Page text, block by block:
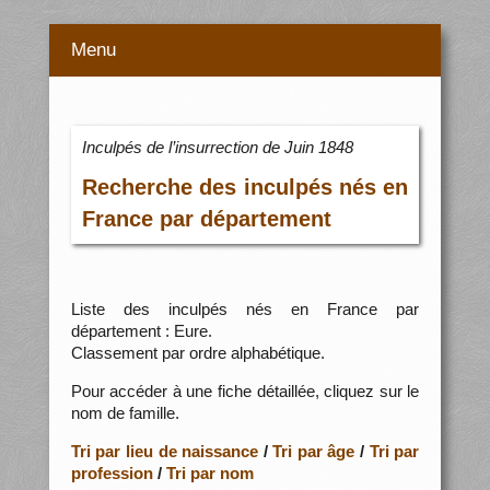
Menu
Inculpés de l’insurrection de Juin 1848
Recherche des inculpés nés en
France par département
Liste des inculpés nés en France par
département : Eure.
Classement par ordre alphabétique.
Pour accéder à une fiche détaillée, cliquez sur le
nom de famille.
Tri par lieu de naissance /Tri par âge / Tri par
profession/ Tri par nom